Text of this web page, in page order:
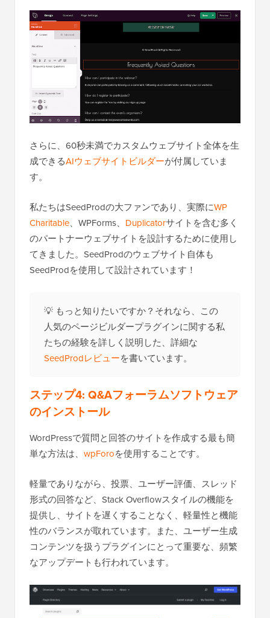
さらに、60秒未満でカスタムウェブサイト全体を生
成できるAIウェブサイトビルダーが付属していま
す。
私たちはSeedProdの大ファンであり、実際にWP
Charitable、WPForms、 Duplicatorサイトを含む多く
のパートナーウェブサイトを設計するために使用し
てきました。SeedProdのウェブサイト自体も
SeedProdを使用して設計されています！
💡 もっと知りたいですか？それなら、この
人気のページビルダープラグインに関する私
たちの経験を詳しく説明した、詳細な
SeedProdレビューを書いています。
ステップ4: Q&Aフォーラムソフトウェア
のインストール
WordPressで質問と回答のサイトを作成する最も簡
単な方法は、 wpForoを使用することです。
軽量でありながら、投票、ユーザー評価、スレッド
形式の回答など、Stack Overflowスタイルの機能を
提供し、サイトを遅くすることなく、軽量性と機能
性のバランスが取れています。また、ユーザー生成
コンテンツを扱うプラグインにとって重要な、頻繁
なアップデートも行われています。